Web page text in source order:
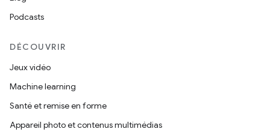
Podcasts
DÉCOUVRIR
Jeux vidéo
Machine learning
Santé et remise en forme
Appareil photo et contenus multimédias